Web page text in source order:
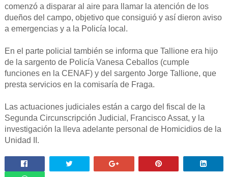
comenzó a disparar al aire para llamar la atención de los
dueños del campo, objetivo que consiguió y así dieron aviso
a emergencias y a la Policía local.
En el parte policial también se informa que Tallione era hijo
de la sargento de Policía Vanesa Ceballos (cumple
funciones en la CENAF) y del sargento Jorge Tallione, que
presta servicios en la comisaría de Fraga.
Las actuaciones judiciales están a cargo del fiscal de la
Segunda Circunscripción Judicial, Francisco Assat, y la
investigación la lleva adelante personal de Homicidios de la
Unidad II.